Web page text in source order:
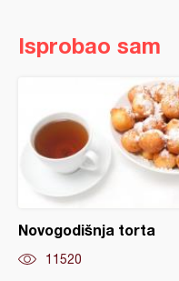
Isprobao sam
Novogodišnja torta
11520